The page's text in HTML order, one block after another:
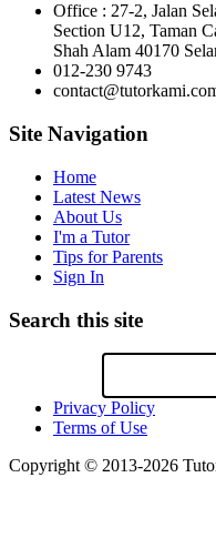
Office : 27-2, Jalan
Section U12, Taman
Shah Alam 40170
012-230 9743
Site Navigation
Home
Latest News
About Us
I'm a Tutor
Tips for Parents
Sign In
Search this site
Privacy Policy
Terms of Use
Copyright © 2013-2026